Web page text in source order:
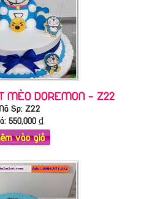
MÈO DOREMON - Z22
Sp: Z22
550,000₫
vào giỏ